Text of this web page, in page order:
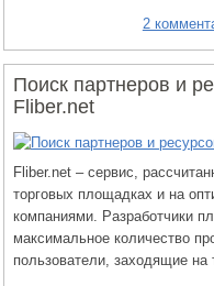
2
Поиск партнеров и
Fliber.net
Fliber.net – сервис,
торговых площадках и на
компаниями. Разработчики
максимальное количество
пользователи, заходящие на